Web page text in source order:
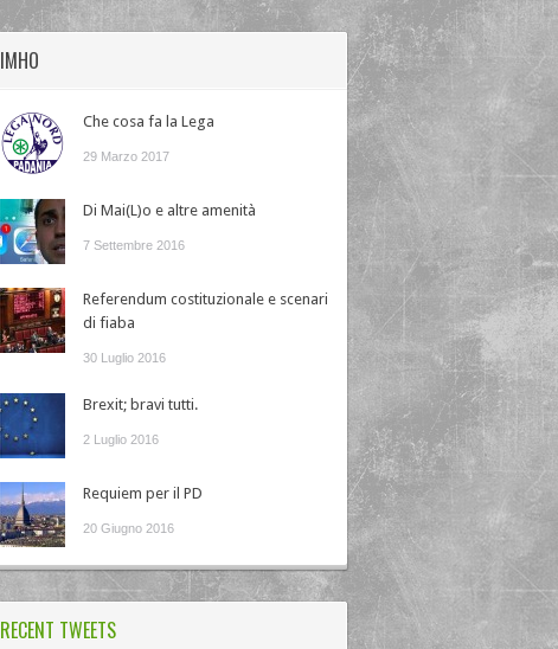
IMHO
Che cosa fa la Lega
29 Marzo 2017
Di Mai(L)o e altre amenità
7 Settembre 2016
Referendum costituzionale e scenari
di fiaba
30 Luglio 2016
Brexit; bravi tutti.
2 Luglio 2016
Requiem per il PD
20 Giugno 2016
RECENT TWEETS